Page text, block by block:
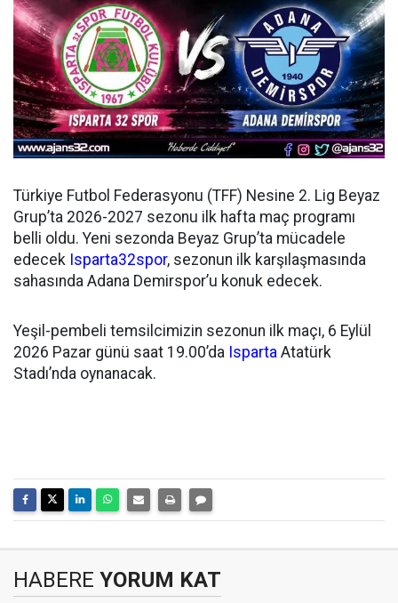
Türkiye Futbol Federasyonu (TFF) Nesine 2. Lig Beyaz
Grup’ta 2026-2027 sezonu ilk hafta maç programı
belli oldu. Yeni sezonda Beyaz Grup’ta mücadele
edecek Isparta32spor, sezonun ilk karşılaşmasında
sahasında Adana Demirspor’u konuk edecek.
Yeşil-pembeli temsilcimizin sezonun ilk maçı, 6 Eylül
2026 Pazar günü saat 19.00’da Isparta Atatürk
Stadı’nda oynanacak.
HABERE YORUM KAT